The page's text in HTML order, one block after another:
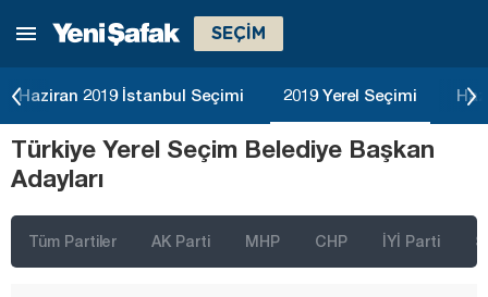
SEÇİM
Haziran 2019 İstanbul Seçimi 2019 Yerel Seçimi
Türkiye Yerel Seçim Belediye Başkan
Adayları
Tüm Partiler AK Parti MHP CHP İYİ Parti
Burdur
Çankırı
Çorum
Diyarbakır